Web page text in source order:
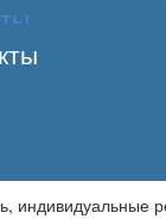
индивидуальные